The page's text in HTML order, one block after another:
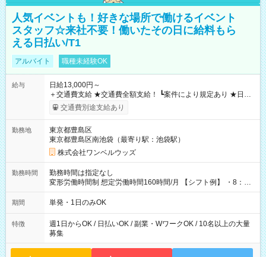
人気イベントも！好きな場所で働けるイベント
スタッフ☆来社不要！働いたその日に給料もら
える日払い/T1
アルバイト 職種未経験OK
給与
日給13,000円～
＋交通費支給 ★交通費全額支給！ ┗案件により規定あり ★日払
いOK！（規定あり） ┗働いたその日に現金GET♪ お仕事後はコ
ンビニATMから 日払い分を引き落とせます！ 【試用期間】試
交通費別途支給あり
勤務地
東京都豊島区
東京都豊島区南池袋（最寄り駅：池袋駅）
株式会社ワンベルウッズ
勤務時間
勤務時間は指定なし
変形労働時間制 想定労働時間160時間/月 【シフト例】 ・8：00
～21：00
期間 単発・1日のみOK
特徴
週1日からOK / 日払いOK / 副業・WワークOK / 10名以上の大量
募集